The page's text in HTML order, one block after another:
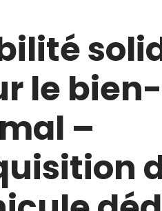
le
–